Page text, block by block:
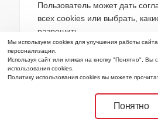
Пользователь может дать
всех cookies или выбрать,
разрешить.
Пользователь может настроить
cookies в своём браузере.
привести к ограничению
достижения их целей, но не
Мы используем cookies для улучшения работы
персонализации.
Используя сайт или кликая на кнопку "Понятно", Вы
использования cookies.
Политику использования cookies вы можете
Понятно